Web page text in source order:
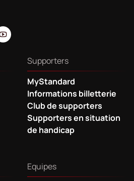
Supporters
MyStandard
Informations billetterie
Club de supporters
Supporters en situation
de handicap
Equipes